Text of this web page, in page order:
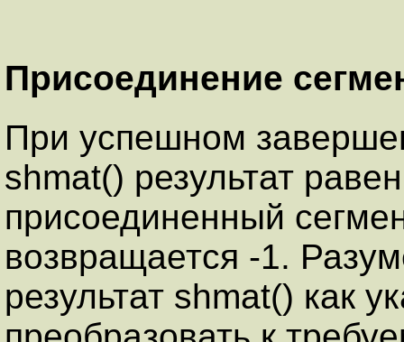
Присоединение
При успешном
shmat() результат
присоединенный
возвращается -1.
результат shmat() как